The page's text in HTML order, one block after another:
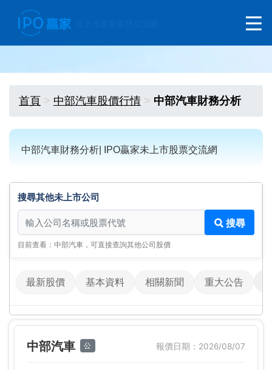
首頁 中部汽車股價行情 中部汽車財務分析
中部汽車財務分析| IPO贏家未上市股票交流網
搜尋其他未上市公司
搜尋其他未上市公司
搜尋
目前查看：中部汽車，可直接查詢其他公司股價
最新股價 基本資料 相關新聞 重大公告
中部汽車 公 報價日期：2026/08/07